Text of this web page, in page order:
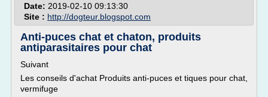
Date: 2019-02-10 09:13:30
Site : http://dogteur.blogspot.com
Anti-puces chat et chaton, produits
antiparasitaires pour chat
Suivant
Les conseils d'achat Produits anti-puces et tiques pour chat,
vermifuge